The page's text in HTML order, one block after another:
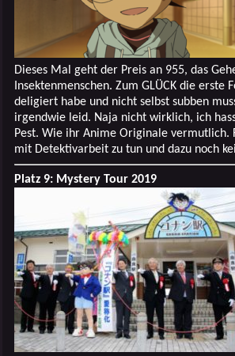
Dieses Mal geht der Preis an 955, das
Insektenmenschen. Zum GLÜCK die erste
deligiert habe und nicht selbst subben
irgendwie leid. Naja nicht wirklich, ich
Pest. Wie ihr Anime Originale vermutlich.
mit Detektivarbeit zu tun und dazu noch
Platz 9: Mystery Tour 2019